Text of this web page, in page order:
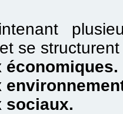
et se
économiques.
sociaux.